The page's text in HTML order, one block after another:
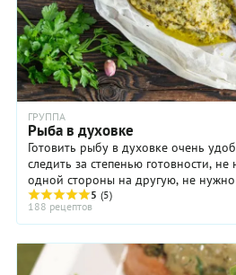
ГРУППА
Рыба в духовке
Готовить рыбу в духовке очень
следить за степенью готовности,
одной стороны на другую, не
разлетевшихся брызг масла, не ...
5 (5)
188 рецептов